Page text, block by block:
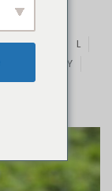
I J
L
Y